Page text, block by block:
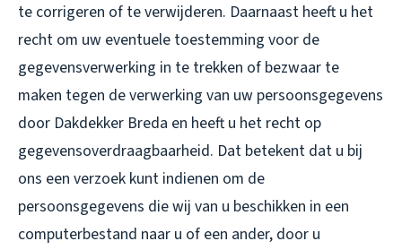
te corrigeren of te verwijderen. Daarnaast heeft u het
recht om uw eventuele toestemming voor de
gegevensverwerking in te trekken of bezwaar te
maken tegen de verwerking van uw persoonsgegevens
door Dakdekker Breda en heeft u het recht op
gegevensoverdraagbaarheid. Dat betekent dat u bij
ons een verzoek kunt indienen om de
persoonsgegevens die wij van u beschikken in een
computerbestand naar u of een ander, door u